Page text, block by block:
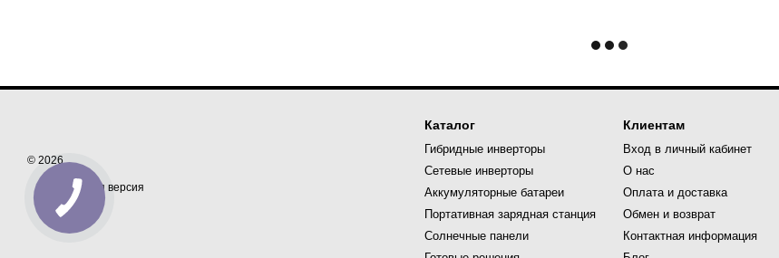
© 2026
Мобильная версия
Каталог
Гибридные инверторы
Сетевые инверторы
Аккумуляторные батареи
Портативная зарядная станция
Солнечные панели
Клиентам
Вход в личный кабинет
О нас
Оплата и доставка
Обмен и возврат
Контактная информация